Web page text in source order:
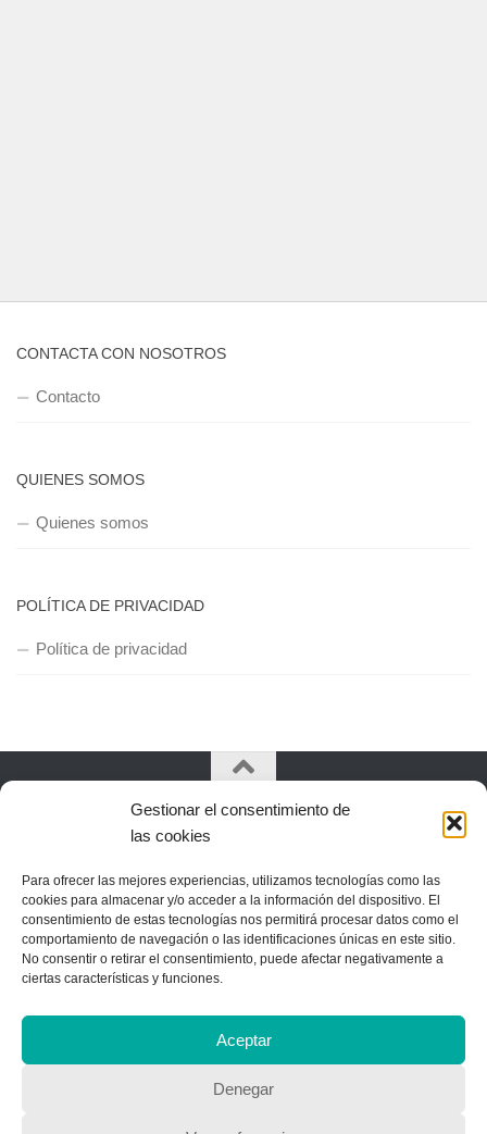
Gestionar el consentimiento de
las cookies
Para ofrecer las mejores experiencias, utilizamos tecnologías como las
cookies para almacenar y/o acceder a la información del dispositivo. El
consentimiento de estas tecnologías nos permitirá procesar datos como el
comportamiento de navegación o las identificaciones únicas en este sitio.
No consentir o retirar el consentimiento, puede afectar negativamente a
ciertas características y funciones.
Aceptar
Denegar
CONTACTA CON NOSOTROS
Contacto
QUIENES SOMOS
Quienes somos
POLÍTICA DE PRIVACIDAD
Política de privacidad
Copyright © 2018, Equipo IIColumnas